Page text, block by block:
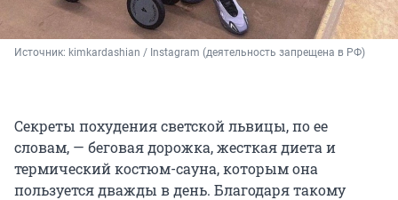
Источник: kimkardashian / Instagram (деятельность запрещена в РФ)
Секреты похудения светской львицы, по ее
словам, — беговая дорожка, жесткая диета и
термический костюм-сауна, которым она
пользуется дважды в день. Благодаря такому